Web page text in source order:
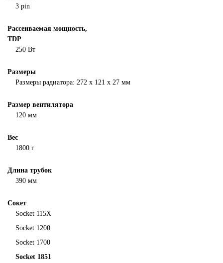
3 pin
Рассеиваемая мощность,
TDP
250 Вт
Размеры
Размеры радиатора: 272 x 121 x 27 мм
Размер вентилятора
120 мм
Вес
1800 г
Длина трубок
390 мм
Сокет
Socket 115X
Socket 1200
Socket 1700
Socket 1851